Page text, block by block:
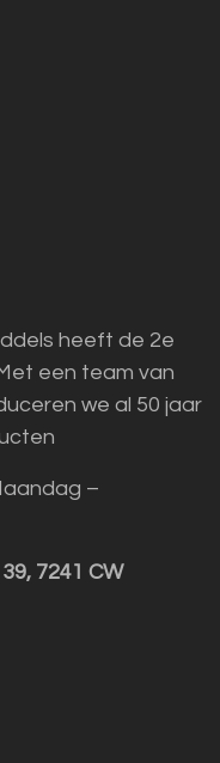
heeft de 2e
een team van
we al 50 jaar
–
7241 CW